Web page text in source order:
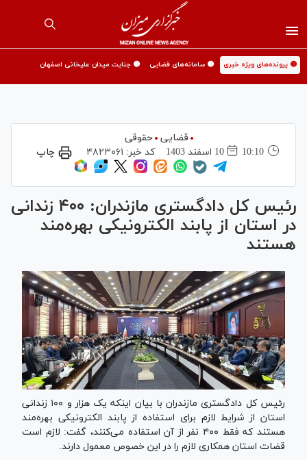
🟡 پرونده‌های ویژه خبری 🟡 سامانه‌های قضایی 🟡 جنایت میدان علیخانی اصفهان
قضایی حقوقی
10:10
10 اسفند 1403 کد خبر: ۴۸۲۳۰۶۱ چاپ
رئیس کل دادگستری مازندران: ۴۰۰ زندانی
در استان از پابند الکترونیکی بهره‌مند
هستند
رئیس کل دادگستری مازندران با بیان اینکه یک هزار و ۱۰۰ زندانی
استان از شرایط لازم برای استفاده از پابند الکترونیکی بهره‌مند
هستند که فقط ۴۰۰ نفر از آن استفاده می‌کنند، گفت: لازم است
قضات استان همکاری لازم را در این خصوص معمول دارند.